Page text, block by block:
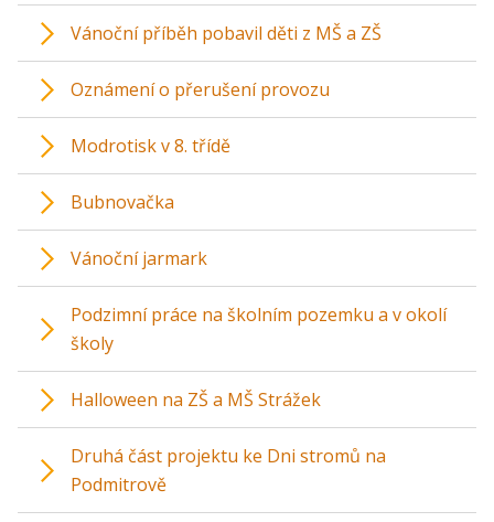
Vánoční příběh pobavil děti z MŠ a ZŠ
Oznámení o přerušení provozu
Modrotisk v 8. třídě
Bubnovačka
Vánoční jarmark
Podzimní práce na školním pozemku a v okolí
školy
Halloween na ZŠ a MŠ Strážek
Druhá část projektu ke Dni stromů na
Podmitrově